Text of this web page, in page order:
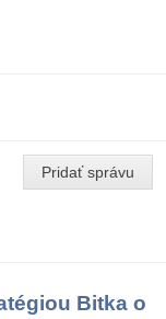
Pridať správu
Bitka o